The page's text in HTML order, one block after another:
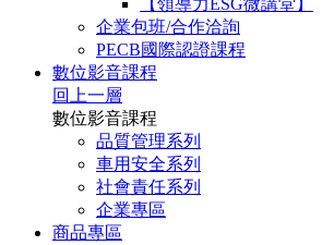
【領導力ESG微講堂】
企業包班/合作洽詢
PECB國際認證課程
數位影音課程
回上一層
數位影音課程
品質管理系列
車用安全系列
社會責任系列
企業專區
商品專區